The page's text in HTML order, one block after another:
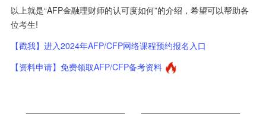
以上就是“AFP金融理财师的认可度如何”的介绍，希望可以帮助各
位考生!
【戳我】进入2024年AFP/CFP网络课程预约报名入口
【资料申请】免费领取AFP/CFP备考资料